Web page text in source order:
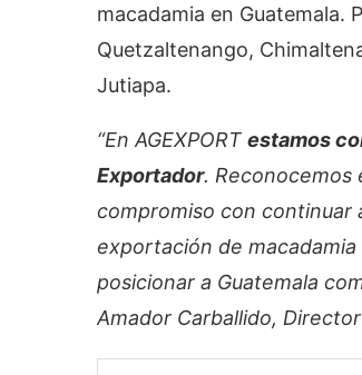
macadamia en Guatemala.
Quetzaltenango,
Jutiapa.
“En AGEXPORT estamos
Exportador. Reconocemos
compromiso con continuar
exportación de
posicionar a Guatemala
Amador Carballido, Director